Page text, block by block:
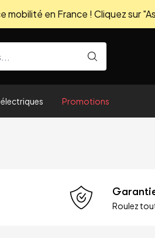
en France ! Cliquez sur
Promotions
Roulez